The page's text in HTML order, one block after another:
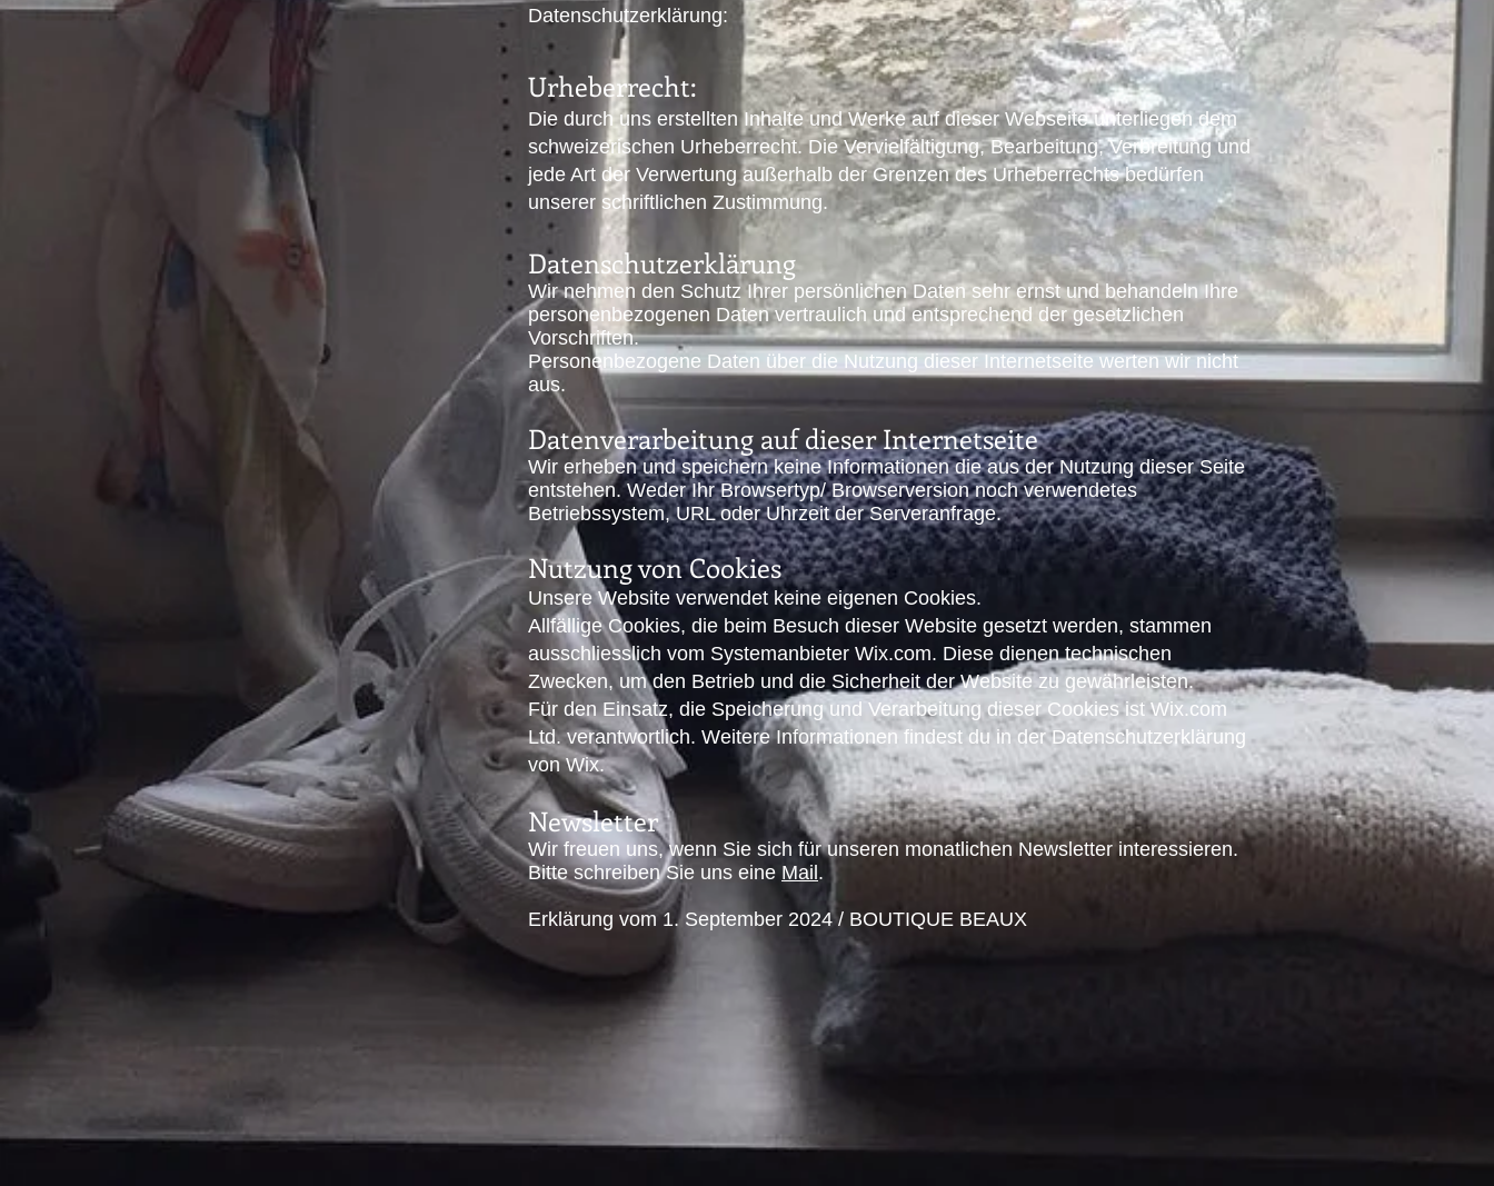
Datenschutzerklärung:
Urheberrecht:
Die durch uns erstellten Inhalte und Werke auf dieser Webseite unterliegen dem
schweizerischen Urheberrecht. Die Vervielfältigung, Bearbeitung, Verbreitung und
jede Art der Verwertung außerhalb der Grenzen des Urheberrechts bedürfen
unserer schriftlichen Zustimmung.
Datenschutzerklärung
Wir nehmen den Schutz Ihrer persönlichen Daten sehr ernst und behandeln Ihre
personenbezogenen Daten vertraulich und entsprechend der gesetzlichen
Vorschriften.
Personenbezogene Daten über die Nutzung dieser Internetseite werten wir nicht
aus.
Datenverarbeitung auf dieser Internetseite
Wir erheben und speichern keine Informationen die aus der Nutzung dieser Seite
entstehen. Weder Ihr Browsertyp/ Browserversion noch verwendetes
Betriebssystem, URL oder Uhrzeit der Serveranfrage.
Nutzung von Cookies
Unsere Website verwendet keine eigenen Cookies.
Allfällige Cookies, die beim Besuch dieser Website gesetzt werden, stammen
ausschliesslich vom Systemanbieter Wix.com. Diese dienen technischen
Zwecken, um den Betrieb und die Sicherheit der Website zu gewährleisten.
Für den Einsatz, die Speicherung und Verarbeitung dieser Cookies ist Wix.com
Ltd. verantwortlich. Weitere Informationen findest du in der Datenschutzerklärung
von Wix.
Newsletter
Wir freuen uns, wenn Sie sich für unseren monatlichen Newsletter interessieren.
Bitte schreiben Sie uns eine Mail .
Erklärung vom 1. September 2024 / BOUTIQUE BEAUX